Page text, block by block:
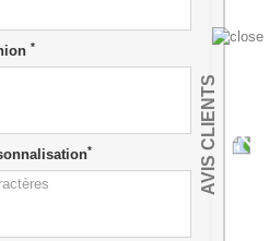
*
* AVIS CLIENTS